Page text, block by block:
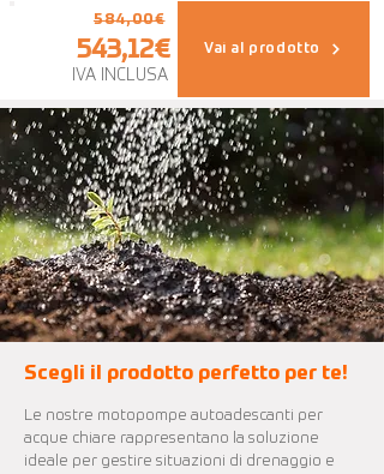
543,12€
584,00€
IVA INCLUSA
Vai al prodotto
Scegli il prodotto perfetto per te!
Le nostre motopompe autoadescanti per
acque chiare rappresentano la soluzione
ideale per gestire situazioni di drenaggio e